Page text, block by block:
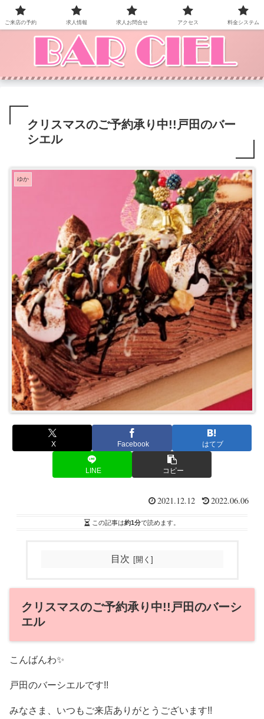
BAR CIEL！ご来店お待ちしています。
クリスマスのご予約承り中!!戸田のバー
シエル
ゆか
X Facebook はてブ
LINE コピー
2021.12.12 2022.06.06
この記事は約1分で読めます。
目次
クリスマスのご予約承り中!!‏戸田のバーシ
エル
こんばんわ✨
戸田のバーシエルです!!
みなさま、いつもご来店ありがとうございます!!
ご来店の予約 求人情報 求人お問合せ アクセス 料金システム